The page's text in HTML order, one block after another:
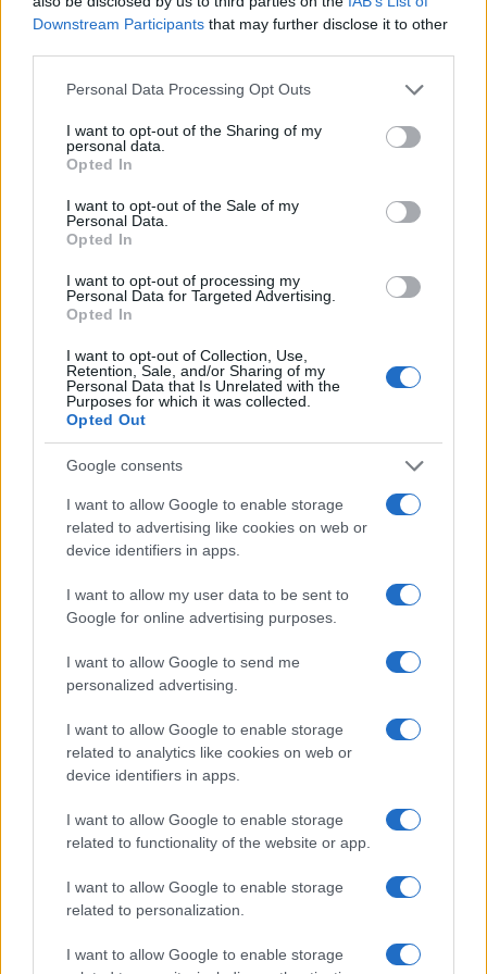
Downstream Participants that may further disclose it to other
Please note that this website/app uses one or more Google
not limited to your visit or usage behaviour. You may click to
grant or deny consent to Google and its third-party tags to
use your data for below specified purposes in below Google
consent section.
Personal Data Processing Opt Outs
I want to opt-out of the Sharing of my
personal data.
Opted In
I want to opt-out of the Sale of my
Personal Data.
Opted In
I want to opt-out of processing my
Personal Data for Targeted Advertising.
Opted In
I want to opt-out of Collection, Use,
Retention, Sale, and/or Sharing of my
Personal Data that Is Unrelated with the
Purposes for which it was collected.
Opted Out
Google consents
I want to allow Google to enable storage
related to advertising like cookies on web or
device identifiers in apps.
I want to allow my user data to be sent to
Google for online advertising purposes.
I want to allow Google to send me
personalized advertising.
I want to allow Google to enable storage
related to analytics like cookies on web or
device identifiers in apps.
I want to allow Google to enable storage
related to functionality of the website or app.
I want to allow Google to enable storage
related to personalization.
I want to allow Google to enable storage
επανειλημμένες εισαγωγές στο νοσοκομείο. Το 2023,
επέλεξε να περάσει τον τελευταίο χρόνο της ζωής του
στο σπίτι του, με την οικογένειά του κοντά. Η Ρόζαλιν
την αποχαιρέτησε σε μια από τις σπάνιες δημόσιες
εμφανίσεις του.
Αναγνωρισμένος διεθνώς, ο Κάρτερ επηρέασε ηγέτες
και οργανισμούς παγκοσμίως. Ο πρόεδρος της Γαλλίας
Εμανουέλ Μακρόν και ο Γερμανός καγκελάριος Όλαφ
Σολτς εξήραν τη συνεισφορά του στη δημοκρατία και τα